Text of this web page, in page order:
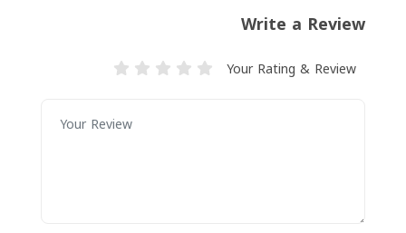
Write a Review
Your Rating & Review